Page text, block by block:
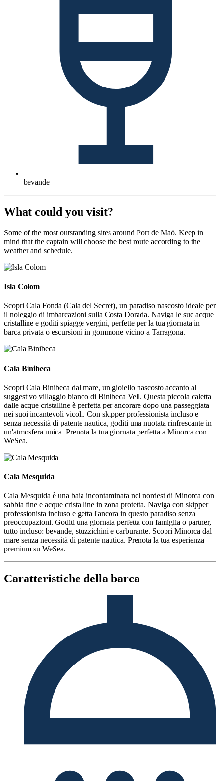
bevande
What could you visit?
Some of the most outstanding sites around Port de Maó. Keep in
mind that the captain will choose the best route according to the
weather and schedule.
Isla Colom
Isla Colom
Scopri Cala Fonda (Cala del Secret), un paradiso nascosto ideale per
il noleggio di imbarcazioni sulla Costa Dorada. Naviga le sue acque
cristalline e goditi spiagge vergini, perfette per la tua giornata in
barca privata o escursioni in gommone vicino a Tarragona.
Cala Binibeca
Cala Binibeca
Scopri Cala Binibeca dal mare, un gioiello nascosto accanto al
suggestivo villaggio bianco di Binibeca Vell. Questa piccola caletta
dalle acque cristalline è perfetta per ancorare dopo una passeggiata
nei suoi incantevoli vicoli. Con skipper professionista incluso e
senza necessità di patente nautica, goditi una nuotata rinfrescante in
un'atmosfera unica. Prenota la tua giornata perfetta a Minorca con
WeSea.
Cala Mesquida
Cala Mesquida
Cala Mesquida è una baia incontaminata nel nordest di Minorca con
sabbia fine e acque cristalline in zona protetta. Naviga con skipper
professionista incluso e getta l'ancora in questo paradiso senza
preoccupazioni. Goditi una giornata perfetta con famiglia o partner,
tutto incluso: bevande, stuzzichini e carburante. Scopri Minorca dal
mare senza necessità di patente nautica. Prenota la tua esperienza
premium su WeSea.
Caratteristiche della barca